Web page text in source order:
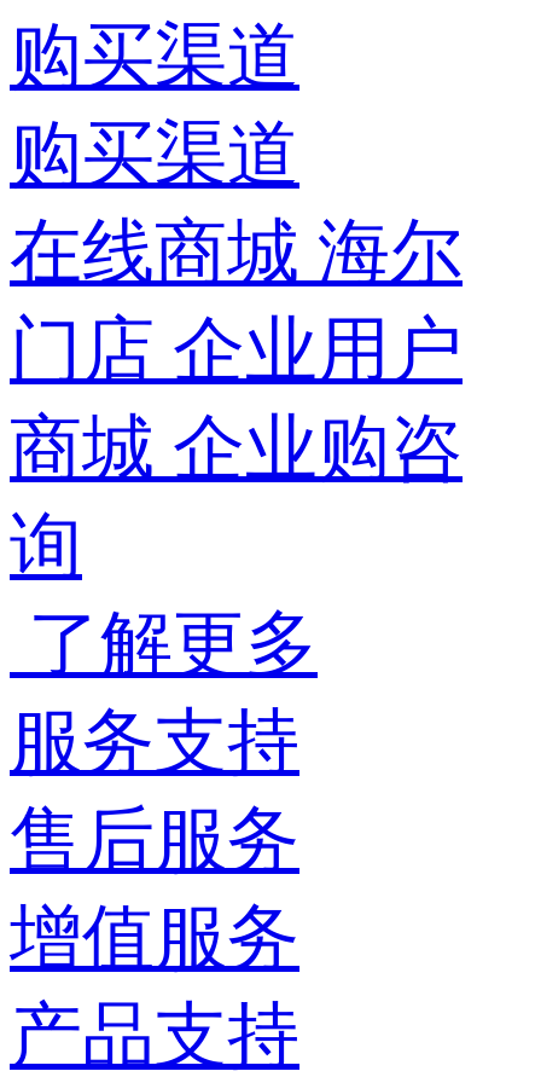
购买渠道
购买渠道
在线商城 海尔
门店 企业用户
商城 企业购咨
询
了解更多
服务支持
售后服务
增值服务
产品支持